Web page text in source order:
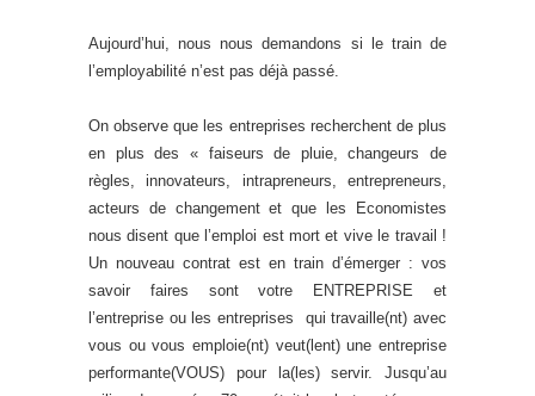
Aujourd’hui, nous nous demandons si le train de
l’employabilité n’est pas déjà passé.
On observe que les entreprises recherchent de plus
en plus des « faiseurs de pluie, changeurs de
règles, innovateurs, intrapreneurs, entrepreneurs,
acteurs de changement et que les Economistes
nous disent que l’emploi est mort et vive le travail !
Un nouveau contrat est en train d’émerger : vos
savoir faires sont votre ENTREPRISE et
l’entreprise ou les entreprises qui travaille(nt) avec
vous ou vous emploie(nt) veut(lent) une entreprise
performante(VOUS) pour la(les) servir. Jusqu’au